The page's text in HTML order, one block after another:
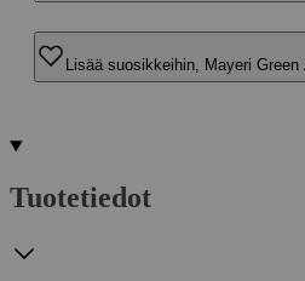
Lisää suosikkeihin, Mayeri
Tuotetiedot